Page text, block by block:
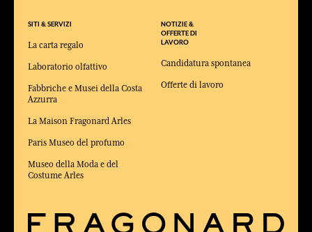
SITI & SERVIZI
La carta regalo
Laboratorio olfattivo
Fabbriche e Musei della Costa
Azzurra
La Maison Fragonard Arles
Paris Museo del profumo
Museo della Moda e del
Costume Arles
NOTIZIE &
OFFERTE DI
LAVORO
Candidatura spontanea
Offerte di lavoro